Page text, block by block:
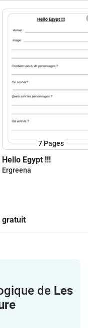
7 Pages
Hello Egypt !!!
Ergreena
gratuit
de Les